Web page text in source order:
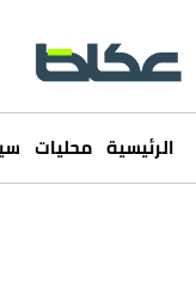
الرئيسية محليات